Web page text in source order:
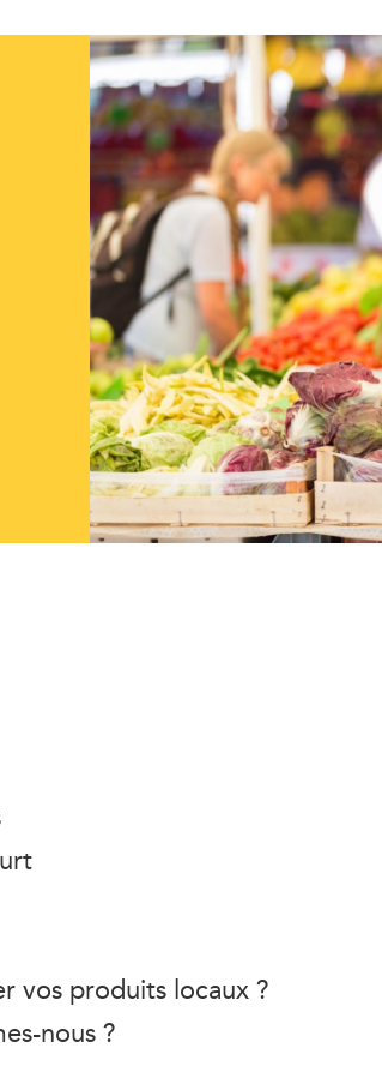
vos produits locaux ?
nous ?